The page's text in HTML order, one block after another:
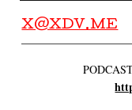
X@XDV.ME